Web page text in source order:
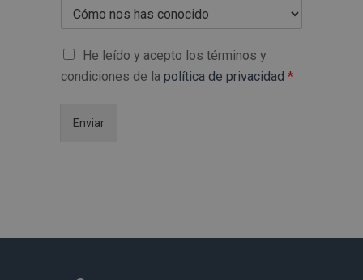
He leído y acepto los términos y
condiciones de la política de privacidad *
Enviar